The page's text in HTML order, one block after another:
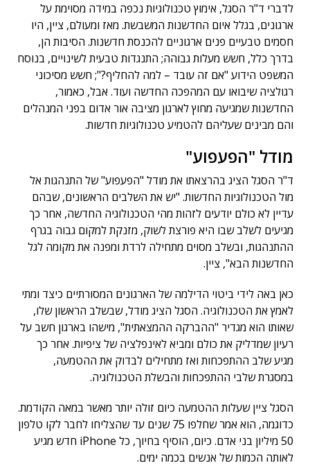
לדברי ד"ר הסגל, אימוץ טכנולוגיות נכפה במידה מסוימת על
ארגונים, בגלל איום החדשנות המשבשת. מאז ומעולם, ציין, היו
חסמים טבעיים פנים ארגוניים להכנסת חדשנות. הסיבות הן,
בדרך כלל, חשש מעלות גבוהה; התנגדות טבעית לשינויים, בנוסח
המשפט הידוע "אם זה עובד – למה להחליף?"; חשש מסיכוני
רגולציה שיבואו עם המהפכה החדשה ועוד. אבל, כאמור,
החדשנות שמגיעה מחוץ לארגון מציבה אור אדום בפני המנהלים
והם מבינים שעליהם להטמיע טכנולוגיות חדשות.
מודל "הפעפוע"
ד"ר הסגל הציג בהרצאתו את מודל "הפעפוע" של התנהגות אל
מול הטכנולוגיות החדשות. "יש את השלבים הראשונים, שבהם
עדיין לא כולם יודעים לזהות מהי הטכנולוגיה החדשה, אחר כך
מגיעים לשלב שבו היא פורצת לשוק, מזנקת למקום גבוה בגרף
ההתנהגות, ובשלב מסוים מתחילה לרדת ומפנה את מקומה לגל
החדשנות הבא", ציין.
כאן באה לידי ביטוי הדילמה של הארגונים המסורתיים כיצד ומתי
לאמץ את הטכנולוגיה. הסגל הציג מודל, שבשלב הראשון שלו,
שאותו הוא מגדיר "ההברקה ההמצאתית", מישהו בארגון חשב על
רעיון שמדליק את כולם ומביא לאינפלציה של ציפיות. אחר כך
מגיע שלב ההתפכחות ואז מתחילים לבדוק את ההטמעה,
במסגרת שלבי ההתפכחות והבשלת הטכנולוגיה.
הסגל ציין שעלות ההטמעה כיום זולה יותר מאשר במאה הקודמת.
כדוגמה, הוא אמר שחלפו 75 שנים עד שהצליחו לחבר לקו טלפון
50 מיליון בני אדם. כיום, הוסיף בחיוך, כל iPhone חדש מגיע
לאותה הכמות של אנשים בכמה ימים.